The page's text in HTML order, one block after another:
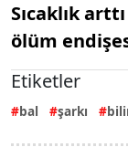
Sıcaklık
ölüm
Etiketler
bal şarkı